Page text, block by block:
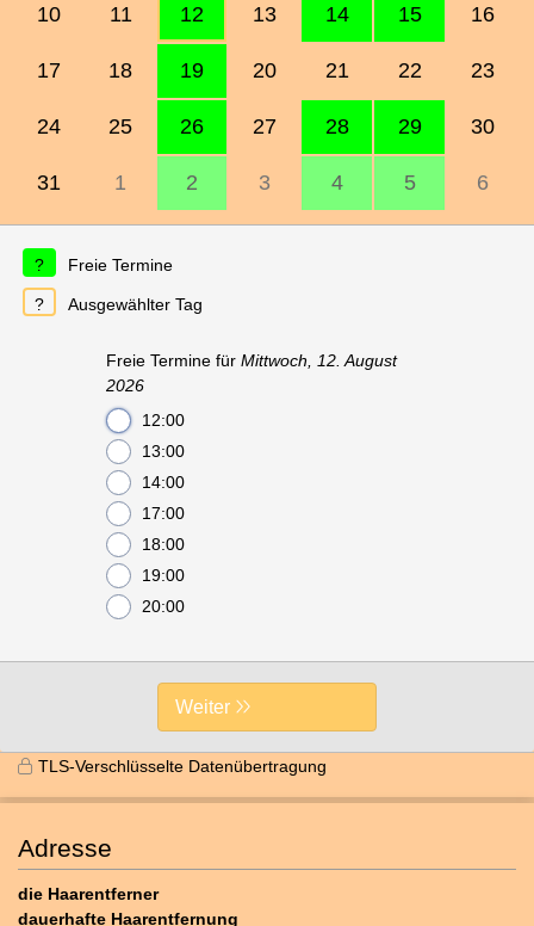
10 11 12 13 14 15 16
17 18 19 20 21 22 23
24 25 26 27 28 29 30
31 1 2 3 4 5 6
Freie Termine
Ausgewählter Tag
Freie Termine für Mittwoch, 12. August
2026
12:00
13:00
14:00
17:00
18:00
19:00
20:00
Weiter
TLS-Verschlüsselte Datenübertragung
Adresse
die Haarentferner
dauerhafte Haarentfernung